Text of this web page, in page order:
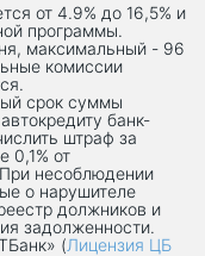
от 4.9% до 16,5% и
программы.
максимальный - 96
комиссии
срок суммы
банк-
штраф за
0,1% от
несоблюдении
о нарушителе
должников и
задолженности.
(Лицензия ЦБ